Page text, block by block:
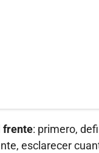
frente: primero,
esclarecer